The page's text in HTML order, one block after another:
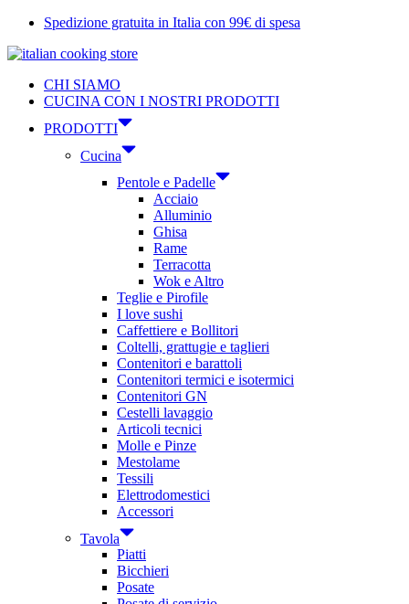
contenuto
Spedizione gratuita in Italia con 99€ di spesa
CHI SIAMO
CUCINA CON I NOSTRI PRODOTTI
PRODOTTI
Cucina
Pentole e Padelle
Acciaio
Alluminio
Ghisa
Rame
Terracotta
Wok e Altro
Teglie e Pirofile
I love sushi
Caffettiere e Bollitori
Coltelli, grattugie e taglieri
Contenitori e barattoli
Contenitori termici e isotermici
Contenitori GN
Cestelli lavaggio
Articoli tecnici
Molle e Pinze
Mestolame
Tessili
Elettrodomestici
Accessori
Tavola
Piatti
Bicchieri
Posate